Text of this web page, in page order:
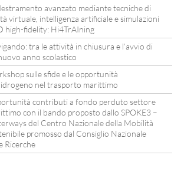
avanzato mediante tecniche di
virtuale, intelligenza artificiale e simulazioni
high-fidelity: Hi4TrAIning
tra le attività in chiusura e l’avvio di
anno scolastico
sulle sfide e le opportunità
nel trasporto marittimo
contributi a fondo perduto settore
con il bando proposto dallo SPOKE3 –
del Centro Nazionale della Mobilità
promosso dal Consiglio Nazionale
Ricerche